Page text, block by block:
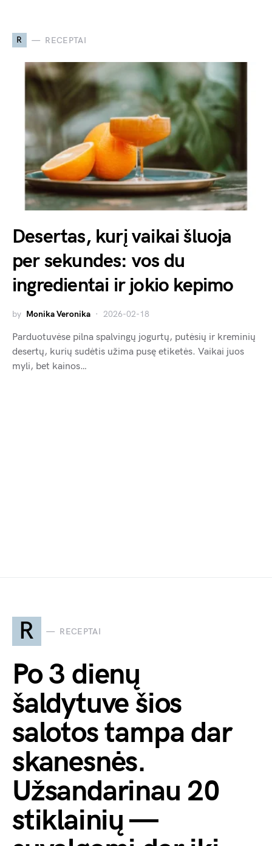
R RECEPTAI
Desertas, kurį vaikai šluoja
per sekundes: vos du
ingredientai ir jokio kepimo
by Monika Veronika 2026-02-18
Parduotuvėse pilna spalvingų jogurtų, putėsių ir kreminių
desertų, kurių sudėtis užima pusę etiketės. Vaikai juos
myli, bet kainos…
R RECEPTAI
Po 3 dienų
šaldytuve šios
salotos tampa dar
skanesnės.
Užsandarinau 20
stiklainių —